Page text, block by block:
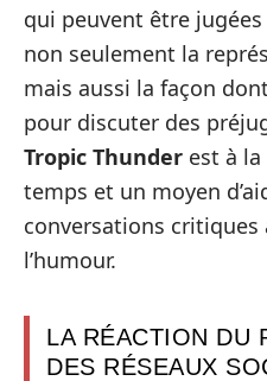
qui peuvent être
non seulement la
mais aussi la façon
pour discuter des
Tropic Thunder est à
temps et un moyen
conversations
l’humour.
LA RÉACTION DU
DES RÉSEAUX